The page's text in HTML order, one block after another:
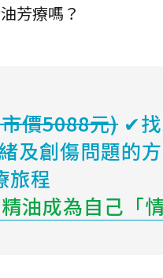
芳療嗎？
價5088元) ✔
及創傷問題的
旅程
油成為自己「